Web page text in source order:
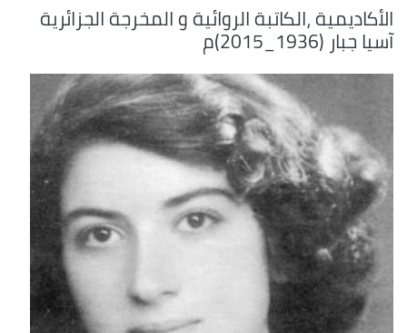
الأكاديمية ،الكاتبة الروائية و المخرجة الجزائرية
آسيا جبار (1936_2015)م